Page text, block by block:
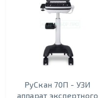
РуСкан 70П - УЗИ
аппарат экспертного